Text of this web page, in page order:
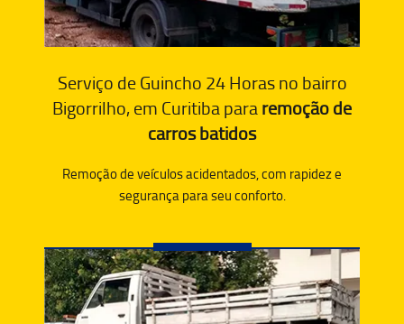
Serviço de Guincho 24 Horas no bairro
Bigorrilho, em Curitiba pararemoção de
carros batidos
Remoção de veículos acidentados, com rapidez e
segurança para seu conforto.